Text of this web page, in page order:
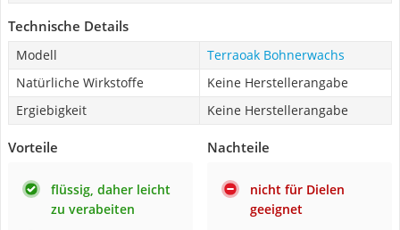
Technische Details
Modell
Terraoak Bohnerwachs
Natürliche Wirkstoffe
Keine Herstellerangabe
Ergiebigkeit
Keine Herstellerangabe
Vorteile
flüssig, daher leicht
zu verabeiten
Nachteile
nicht für Dielen
geeignet